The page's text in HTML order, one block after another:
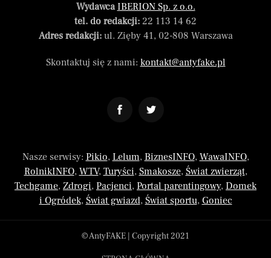
WydawcaIBERION Sp. z o.o.
tel. do redakcji: 22 113 14 62
Adres redakcji:ul. Zięby 41, 02-808 Warszawa
Skontaktuj się z nami: kontakt@antyfake.pl
Nasze serwisy: Pikio, Lelum, BiznesINFO, WawaINFO,
RolnikINFO, WTV, Turyści, Smakosze, Świat zwierząt,
Techgame, Zdrogi, Pacjenci, Portal parentingowy, Domek
i Ogródek, Świat gwiazd, Świat sportu, Goniec
© AntyFAKE | Copyright 2021